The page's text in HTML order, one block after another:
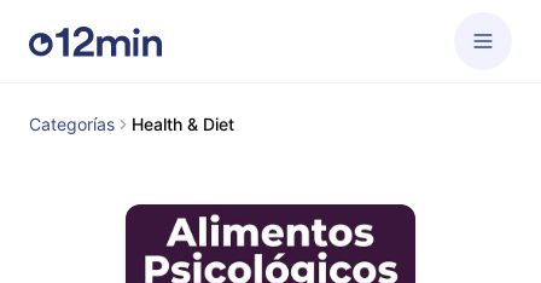
Categorías Health & Diet